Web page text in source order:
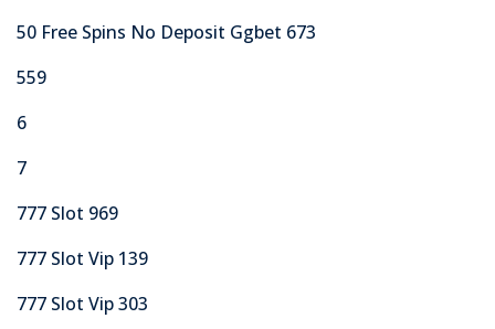
50 Free Spins No Deposit Ggbet 673
559
6
7
777 Slot 969
777 Slot Vip 139
777 Slot Vip 303